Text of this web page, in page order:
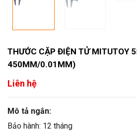
THƯỚC CẶP ĐIỆN TỬ MITUTOY
450MM/0.01MM)
Liên hệ
Mô tả ngắn:
Bảo hành: 12 tháng